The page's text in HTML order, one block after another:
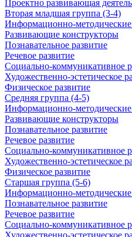
Проектно развивающая
Вторая младшая группа (3-4)
Информационно-
Развивающие конструкторы
Познавательное развитие
Речевое развитие
Социально-коммуникативное
Художественно-эстетическое
Физическое развитие
Средняя группа (4-5)
Информационно-
Развивающие конструкторы
Познавательное развитие
Речевое развитие
Социально-коммуникативное
Художественно-эстетическое
Физическое развитие
Старшая группа (5-6)
Информационно-
Познавательное развитие
Речевое развитие
Социально-коммуникативное
Художественно-эстетическое